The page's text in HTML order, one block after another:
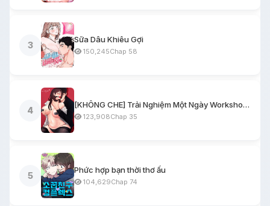
3
Sữa Dâu Khiêu Gợi
150,245Chap 58
4
[KHÔNG CHE] Trải Nghiệm Một Ngày Workshop BDSM
123,908Chap 35
5
Phức hợp bạn thời thơ ấu
104,629Chap 74